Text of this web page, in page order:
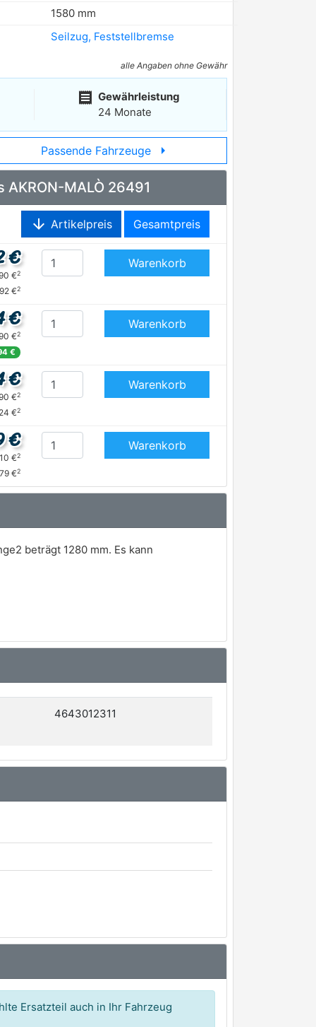
1580 mm
Seilzug, Feststellbremse
alle Angaben ohne Gewähr
receipt Gewährleistung
24 Monate
Passende Fahrzeuge arrow_right
MALÒ 26491
arrow_downward Artikelpreis Gesamtpreis
€
€2
€2
Warenkorb
€
€2
€
Warenkorb
€
€2
€2
Warenkorb
€
€2
€2
Warenkorb
beträgt 1280 mm. Es kann
4643012311
Ersatzteil auch in Ihr Fahrzeug